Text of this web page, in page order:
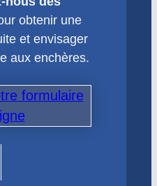
obtenir une
et envisager
aux enchères.
formulaire